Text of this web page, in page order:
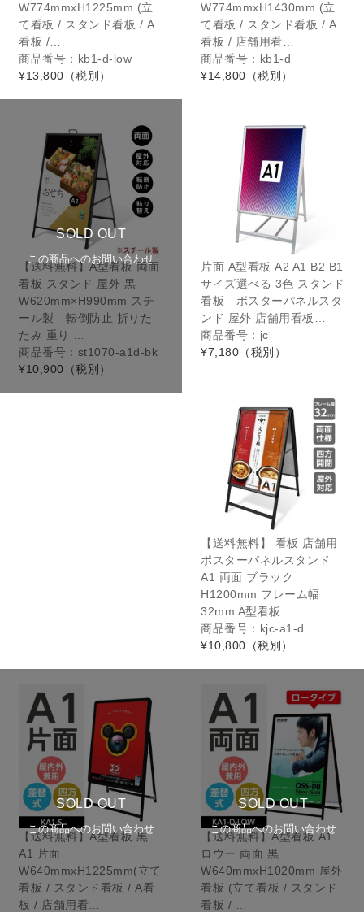
W774mmxH1225mm (立
て看板 / スタンド看板 / A
看板 /…
商品番号：kb1-d-low
¥13,800 （税別）
W774mmxH1430mm (立
て看板 / スタンド看板 / A
看板 / 店舗用看…
商品番号：kb1-d
¥14,800 （税別）
SOLD OUT
この商品へのお問い合わせ
【送料無料】A型看板 両面
看板 スタンド 屋外 黒
W620mm×H990mm スチ
ール製 転倒防止 折りた
たみ 重り …
商品番号：st1070-a1d-bk
¥10,900 （税別）
片面 A型看板 A2 A1 B2 B1
サイズ選べる 3色 スタンド
看板 ポスターパネルスタ
ンド 屋外 店舗用看板…
商品番号：jc
¥7,180 （税別）
【送料無料】 看板 店舗用
ポスターパネルスタンド
A1 両面 ブラック
H1200mm フレーム幅
32mm A型看板 …
商品番号：kjc-a1-d
¥10,800 （税別）
SOLD OUT
この商品へのお問い合わせ
【送料無料】A型看板 黒
A1 片面
W640mmxH1225mm(立て
看板 / スタンド看板 / A看
板 / 店舗用看…
SOLD OUT
この商品へのお問い合わせ
【送料無料】A型看板 A1
ロウー 両面 黒
W640mmxH1020mm 屋外
看板 (立て看板 / スタンド
看板 / …